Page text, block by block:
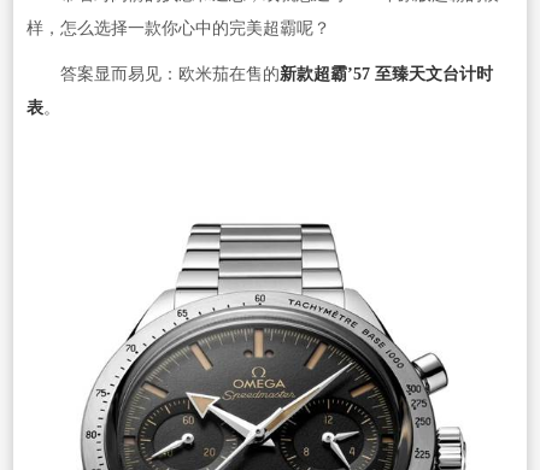
样，怎么选择一款你心中的完美超霸呢？
答案显而易见：欧米茄在售的新款超霸’57 至臻天文台计时
表。